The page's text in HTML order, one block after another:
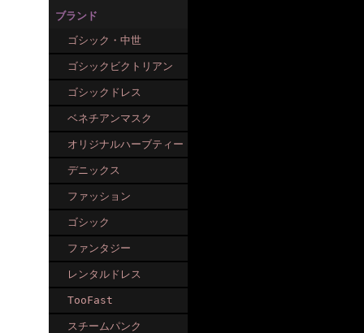
ブランド
ゴシック・中世
ゴシックビクトリアン
ゴシックドレス
ベネチアンマスク
オリジナルハーブティー
デニックス
ファッション
ゴシック
ファンタジー
レンタルドレス
TooFast
スチームパンク